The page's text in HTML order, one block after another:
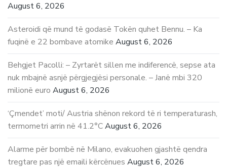
August 6, 2026
Asteroidi që mund të godasë Tokën quhet Bennu. – Ka
fuqinë e 22 bombave atomike August 6, 2026
Behgjet Pacolli: – Zyrtarët sillen me indiferencë, sepse ata
nuk mbajnë asnjë përgjegjësi personale. – Janë mbi 320
milionë euro August 6, 2026
‘Çmendet’ moti/ Austria shënon rekord të ri temperaturash,
termometri arrin në 41.2°CAugust 6, 2026
Alarme për bombë në Milano, evakuohen gjashtë qendra
tregtare pas një emaili kërcënues August 6, 2026